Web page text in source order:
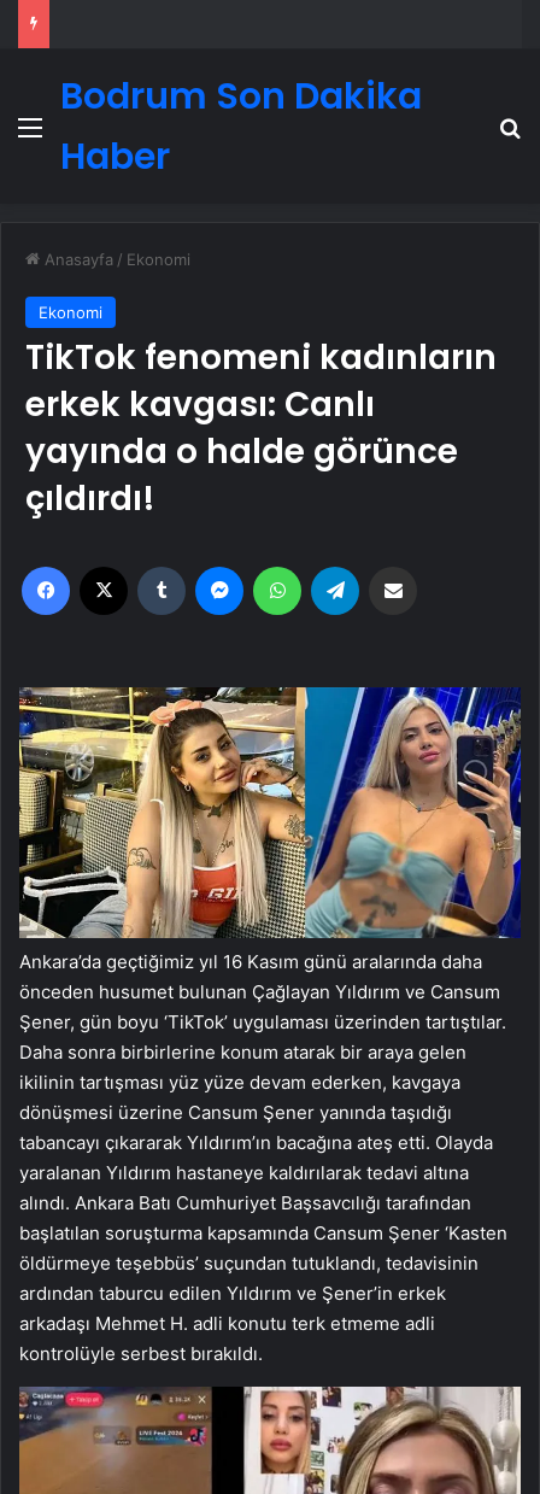
Menü
Bodrum Son Dakika
Haber
Anasayfa / Ekonomi
Ekonomi
TikTok fenomeni kadınların
erkek kavgası: Canlı
yayında o halde görünce
çıldırdı!
Facebook Tumblr MessengerWhatsApp
Ankara’da geçtiğimiz yıl 16 Kasım günü aralarında daha
önceden husumet bulunan Çağlayan Yıldırım ve Cansum
Şener, gün boyu ‘TikTok’ uygulaması üzerinden tartıştılar.
Daha sonra birbirlerine konum atarak bir araya gelen
ikilinin tartışması yüz yüze devam ederken, kavgaya
dönüşmesi üzerine Cansum Şener yanında taşıdığı
tabancayı çıkararak Yıldırım’ın bacağına ateş etti. Olayda
yaralanan Yıldırım hastaneye kaldırılarak tedavi altına
alındı. Ankara Batı Cumhuriyet Başsavcılığı tarafından
başlatılan soruşturma kapsamında Cansum Şener ‘Kasten
öldürmeye teşebbüs’ suçundan tutuklandı, tedavisinin
ardından taburcu edilen Yıldırım ve Şener’in erkek
arkadaşı Mehmet H. adli konutu terk etmeme adli
kontrolüyle serbest bırakıldı.